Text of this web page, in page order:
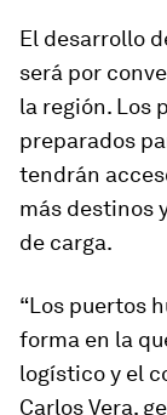
El desarrollo
será por
la región. Los
preparados
tendrán
más destinos
de carga.
“Los puertos
forma en la
logístico y el
Carlos Vera,